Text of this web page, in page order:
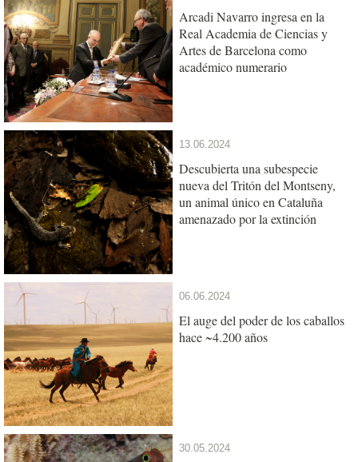
Arcadi Navarro ingresa en la
Real Academia de Ciencias y
Artes de Barcelona como
académico numerario
13.06.2024
Descubierta una subespecie
nueva del Tritón del Montseny,
un animal único en Cataluña
amenazado por la extinción
06.06.2024
El auge del poder de los caballos
hace ~4.200 años
30.05.2024